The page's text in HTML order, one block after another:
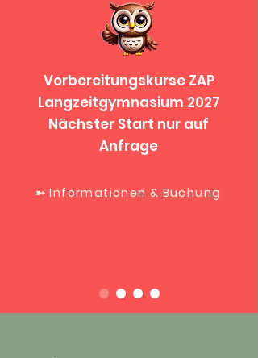
Vorbereitungskurse ZAP
Langzeitgymnasium 2027
Nächster Start nur auf
Anfrage
➳ Informationen & Buchung